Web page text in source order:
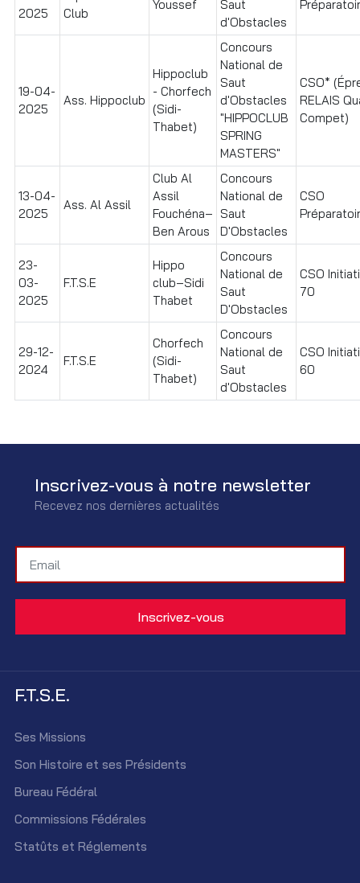
2025
Club
Youssef
Saut
d'Obstacles
19-04-
2025
Ass. Hippoclub
Hippoclub
- Chorfech
(Sidi-
Thabet)
Concours
National de
Saut
d'Obstacles
"HIPPOCLUB
SPRING
MASTERS"
CSO*
RELAIS
Compet)
13-04-
2025
Ass. Al Assil
Club Al
Assil
Fouchéna–
Ben Arous
Concours
National de
Saut
D'Obstacles
CSO
23-
03-
2025
F.T.S.E
Hippo
club–Sidi
Thabet
Concours
National de
Saut
D'Obstacles
CSO
70
29-12-
2024
F.T.S.E
Chorfech
(Sidi-
Thabet)
Concours
National de
Saut
d'Obstacles
CSO
60
Inscrivez-vous à notre newsletter
Recevez nos dernières actualités
F.T.S.E.
Ses Missions
Son Histoire et ses Présidents
Bureau Fédéral
Commissions Fédérales
Statûts et Réglements